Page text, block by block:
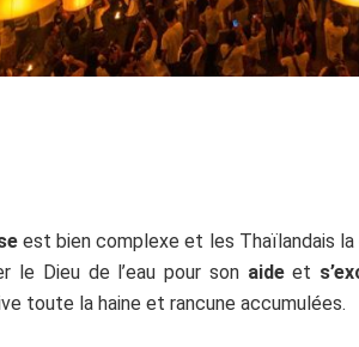
est bien complexe et les Thaïlandais la
Dieu de l’eau pour son aideet
toute la haine et rancune accumulées.